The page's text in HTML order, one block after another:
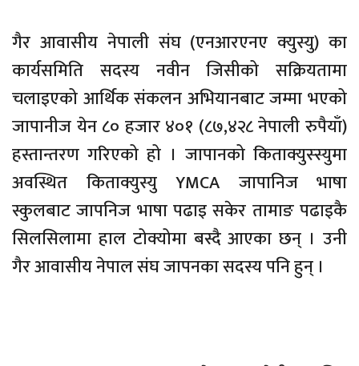
गैर आवासीय नेपाली संघ (एनआरएनए क्युस्यु) का
कार्यसमिति सदस्य नवीन जिसीको सक्रियतामा
चलाइएको आर्थिक संकलन अभियानबाट जम्मा भएको
जापानीज येन ८० हजार ४०१ (८७,४२८ नेपाली रुपैयाँ)
हस्तान्तरण गरिएको हो । जापानको किताक्युस्स्युमा
अवस्थित किताक्युस्यु YMCA जापानिज भाषा
स्कुलबाट जापनिज भाषा पढाइ सकेर तामाङ पढाइकै
सिलसिलामा हाल टोक्योमा बस्दै आएका छन् । उनी
गैर आवासीय नेपाल संघ जापनका सदस्य पनि हुन् ।